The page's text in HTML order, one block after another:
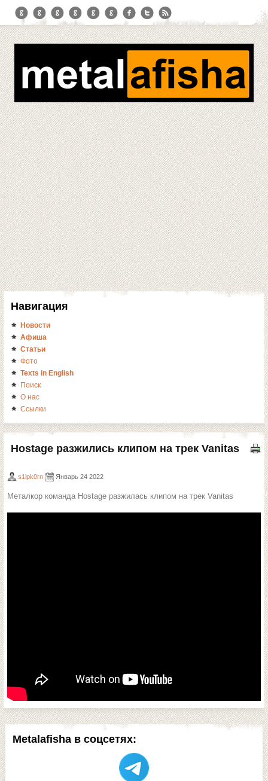
Metalafisha в соцсетях:
Навигация
Новости
Афиша
Статьи
Фото
Texts in English
Поиск
О нас
Ссылки
Hostage разжились клипом на трек Vanitas
s1ipk0rn Январь 24 2022
Металкор команда Hostage разжилась клипом на трек Vanitas